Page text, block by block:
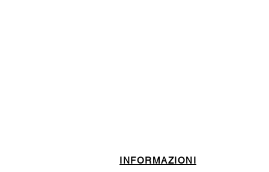
INFORMAZIONI